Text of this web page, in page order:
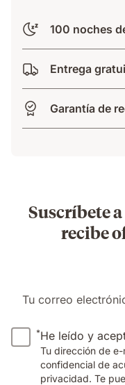
100 noches
Entrega
Garantía de
Suscríbete
recibe
Tu correo
*He leído y
Tu dirección de
confidencial de
privacidad. Te